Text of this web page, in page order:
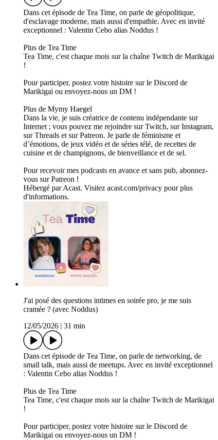
Dans cet épisode de Tea Time, on parle de géopolitique,
d'esclavage moderne, mais aussi d'empathie. Avec en invité
exceptionnel : Valentin Cebo alias Noddus !
Plus de Tea Time
Tea Time, c'est chaque mois sur la chaîne Twitch de Marikigai
!
Pour participer, postez votre histoire sur le Discord de
Marikigai ou envoyez-nous un DM !
Plus de Mymy Haegel
Dans la vie, je suis créatrice de contenu indépendante sur
Internet ; vous pouvez me rejoindre sur Twitch, sur Instagram,
sur Threads et sur Patreon. Je parle de féminisme et
d’émotions, de jeux vidéo et de séries télé, de recettes de
cuisine et de champignons, de bienveillance et de sel.
Pour recevoir mes podcasts en avance et sans pub, abonnez-
vous sur Patreon !
Hébergé par Acast. Visitez acast.com/privacy pour plus
d'informations.
J'ai posé des questions intimes en soirée pro, je me suis
cramée ? (avec Noddus)
12/05/2026
31 min
Dans cet épisode de Tea Time, on parle de networking, de
small talk, mais aussi de meetups. Avec en invité exceptionnel
: Valentin Cebo alias Noddus !
Plus de Tea Time
Tea Time, c'est chaque mois sur la chaîne Twitch de Marikigai
!
Pour participer, postez votre histoire sur le Discord de
Marikigai ou envoyez-nous un DM !